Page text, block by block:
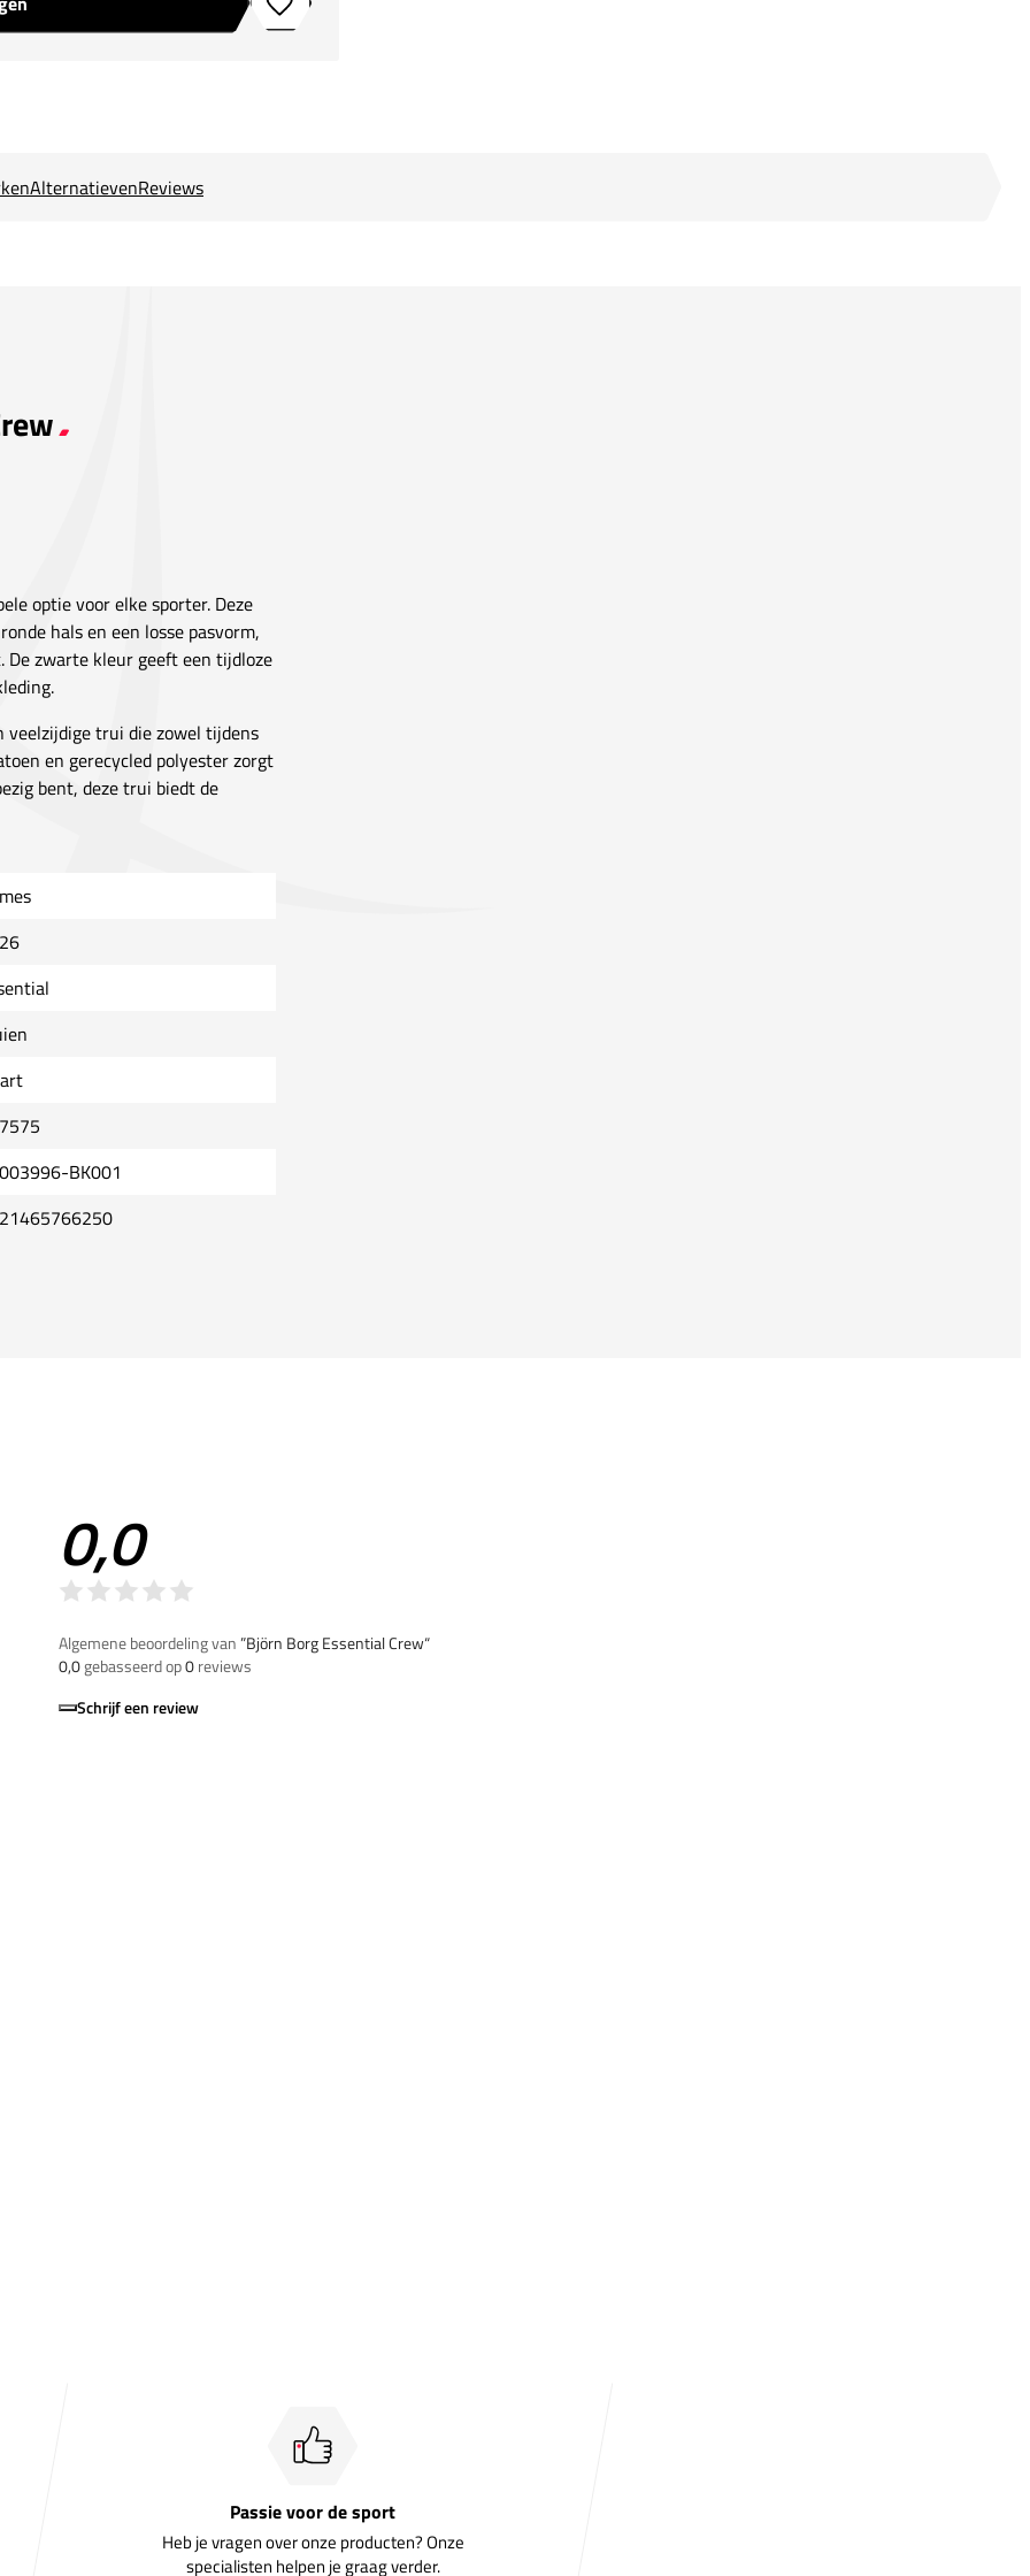
Toevoegen aan verlanglijstje
AlternatievenReviews
optie voor elke sporter. Deze
hals en een losse pasvorm,
zwarte kleur geeft een tijdloze
veelzijdige trui die zowel tijdens
en gerecycled polyester zorgt
bent, deze trui biedt de
BK001
0,0
Algemene beoordeling van”Björn Borg Essential Crew“
0,0gebasseerd op0reviews
Schrijf een review
Passie voor de sport
Heb je vragen over onze producten? Onze
specialisten helpen je graag verder.